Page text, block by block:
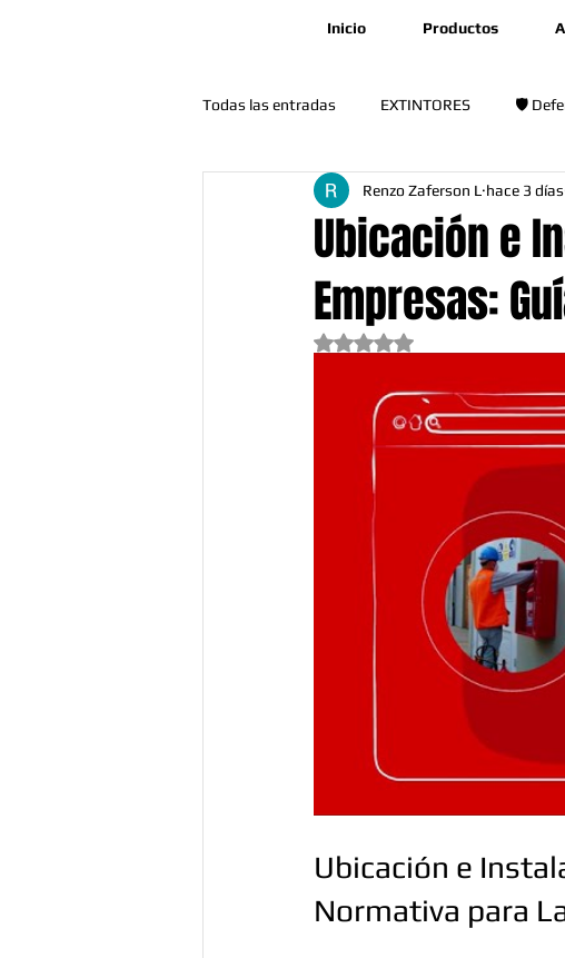
Inicio Productos
Todas las entradas EXTINTORES 🛡️
🛠️ Mantenimiento y Operatividad 🎓
Ubicación e
Empresas:
Renzo Zaferson L hace 3 días
Obtuvo NaN de 5 estrellas.
Ubicación e
Normativa para